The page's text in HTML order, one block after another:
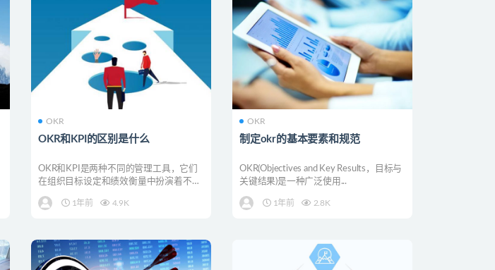
OKR
OKR和KPI的区别是什么
OKR和KPI是两种不同的管理工具，它们
在组织目标设定和绩效衡量中扮演着不同
1年前
4.9K
OKR
制定okr的基本要素和规范
OKR(Objectives and Key Results，目标与
关键结果)是一种广泛使用...
1年前 2.8K